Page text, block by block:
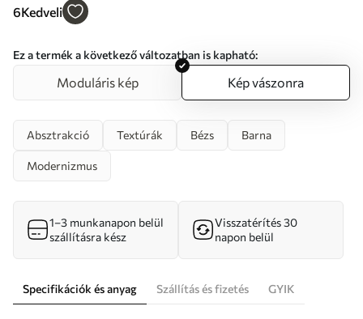
ecsetvonásokkal, bézs és barna tónusokkal,
s46273
6Kedveli
Ez a termék a következő változatban is kapható:
Moduláris kép Kép vászonra
Absztrakció Textúrák Bézs Barna
Modernizmus
1–3 munkanapon belül
szállításra kész
Visszatérítés 30
napon belül
Specifikációk és anyag Szállítás és fizetés GYIK